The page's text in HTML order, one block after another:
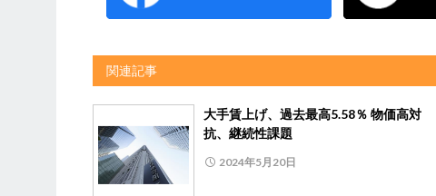
関連記事
大手賃上げ、過去最高5.58％ 物価高対
抗、継続性課題
2024年5月20日